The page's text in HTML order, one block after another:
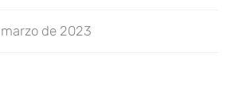
de 2023